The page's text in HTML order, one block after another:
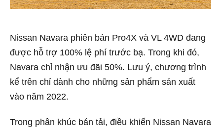
Nissan Navara phiên bản Pro4X và VL 4WD đang
được hỗ trợ 100% lệ phí trước bạ. Trong khi đó,
Navara chỉ nhận ưu đãi 50%. Lưu ý, chương trình
kể trên chỉ dành cho những sản phẩm sản xuất
vào năm 2022.
Trong phân khúc bán tải, điều khiến Nissan Navara